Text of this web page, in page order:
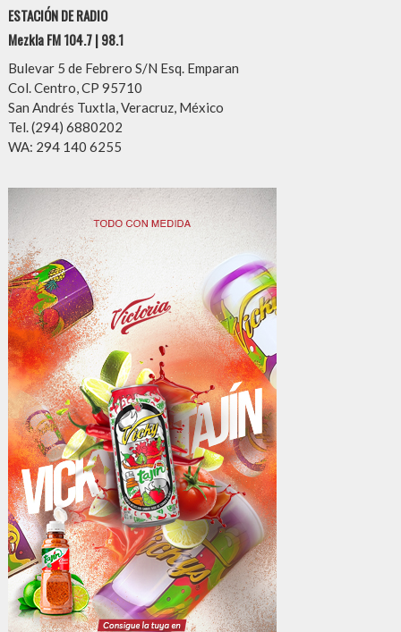
ESTACIÓN DE RADIO
Mezkla FM 104.7 | 98.1
Bulevar 5 de Febrero S/N Esq. Emparan
Col. Centro, CP 95710
San Andrés Tuxtla, Veracruz, México
Tel. (294) 6880202
WA: 294 140 6255